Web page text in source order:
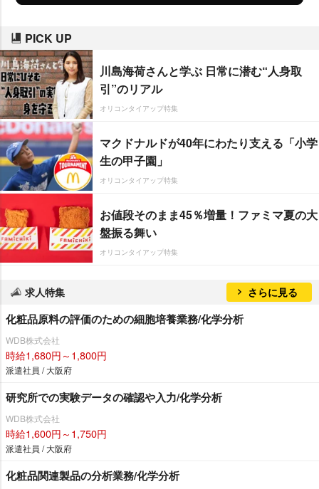
PICK UP
川島海荷さんと学ぶ 日常に潜む“人身取
引”のリアル
オリコンタイアップ特集
マクドナルドが40年にわたり支える「小学
生の甲子園」
オリコンタイアップ特集
お値段そのまま45％増量！ファミマ夏の大
盤振る舞い
オリコンタイアップ特集
求人特集 さらに見る
化粧品原料の評価のための細胞培養業務/化学分析
WDB株式会社
時給1,680円～1,800円
派遣社員 / 大阪府
研究所での実験データの確認や入力/化学分析
WDB株式会社
時給1,600円～1,750円
派遣社員 / 大阪府
化粧品関連製品の分析業務/化学分析